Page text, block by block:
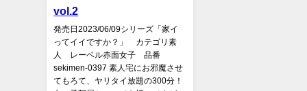
vol.2
発売日2023/06/09シリーズ「家イ
ってイイですか？」 カテゴリ素
人 レーベル赤面女子 品番
sekimen-0397 素人宅にお邪魔させ
てもろて、ヤリタイ放題の300分！